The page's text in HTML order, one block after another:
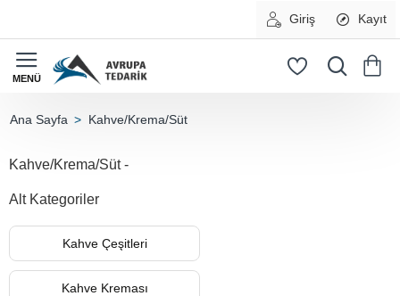
Giriş Kayıt
Kahve/Krema/Süt
Kahve/Krema/Süt -
Alt Kategoriler
Kahve Çeşitleri
Kahve Kreması